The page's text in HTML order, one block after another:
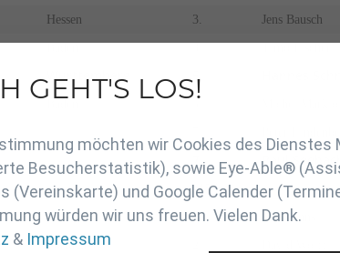
Hessen 3. Jens Bausch
Württemberg 5.
Paul Seebach
-43 kg
Hessen 1. Oleg Enns
Portugal
GEHT'S LOS!
möchten wir Cookies des Dienstes
Besucherstatistik), sowie Eye-Able®
(Vereinskarte) und Google Calender
würden wir uns freuen. Vielen Dank.
& Impressum